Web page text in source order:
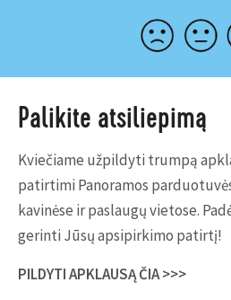
Palikite atsiliepimą
Kviečiame užpildyti trumpą
patirtimi Panoramos
kavinėse ir paslaugų vietose.
gerinti Jūsų apsipirkimo patirtį!
PILDYTI APKLAUSĄ ČIA >>>